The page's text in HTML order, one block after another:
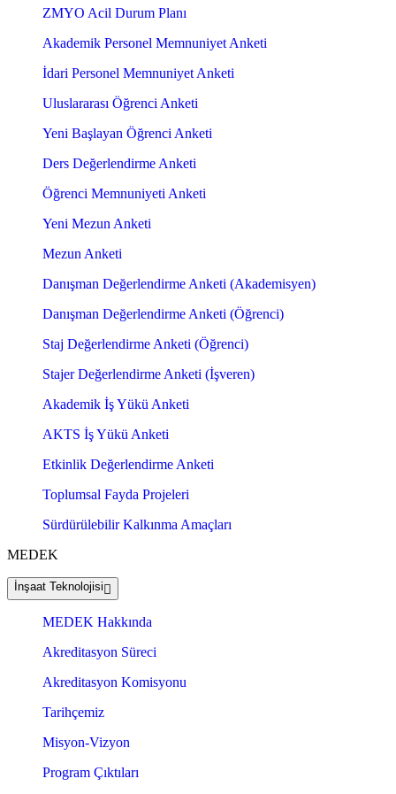
ZMYO Acil Durum Planı
Akademik Personel Memnuniyet Anketi
İdari Personel Memnuniyet Anketi
Uluslararası Öğrenci Anketi
Yeni Başlayan Öğrenci Anketi
Ders Değerlendirme Anketi
Öğrenci Memnuniyeti Anketi
Yeni Mezun Anketi
Mezun Anketi
Danışman Değerlendirme Anketi (Akademisyen)
Danışman Değerlendirme Anketi (Öğrenci)
Staj Değerlendirme Anketi (Öğrenci)
Stajer Değerlendirme Anketi (İşveren)
Akademik İş Yükü Anketi
AKTS İş Yükü Anketi
Etkinlik Değerlendirme Anketi
Toplumsal Fayda Projeleri
Sürdürülebilir Kalkınma Amaçları
MEDEK
İnşaat Teknolojisi
MEDEK Hakkında
Akreditasyon Süreci
Akreditasyon Komisyonu
Tarihçemiz
Misyon-Vizyon
Program Çıktıları